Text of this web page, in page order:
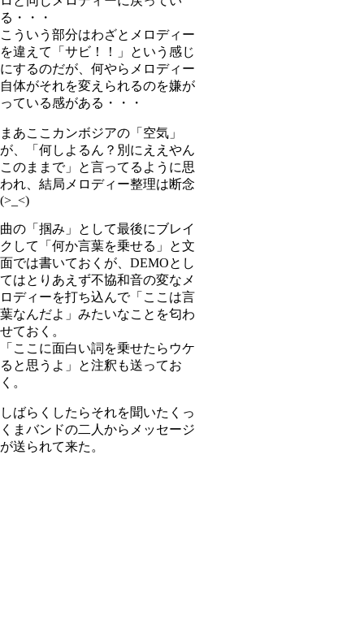
る・・・
こういう部分はわざとメロディー
を違えて「サビ！！」という感じ
にするのだが、何やらメロディー
自体がそれを変えられるのを嫌が
っている感がある・・・
まあここカンボジアの「空気」
が、「何しよるん？別にええやん
このままで」と言ってるように思
われ、結局メロディー整理は断念
(>_<)
曲の「掴み」として最後にブレイ
クして「何か言葉を乗せる」と文
面では書いておくが、DEMOとし
てはとりあえず不協和音の変なメ
ロディーを打ち込んで「ここは言
葉なんだよ」みたいなことを匂わ
せておく。
「ここに面白い詞を乗せたらウケ
ると思うよ」と注釈も送ってお
く。
しばらくしたらそれを聞いたくっ
くまバンドの二人からメッセージ
が送られて来た。